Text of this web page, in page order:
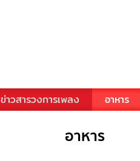
ข่าวสารวงการเพลง อาหาร
อาหาร